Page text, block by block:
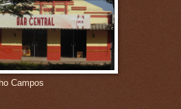
Campos